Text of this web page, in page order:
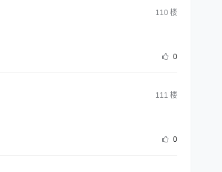
110 楼
0
111 楼
0